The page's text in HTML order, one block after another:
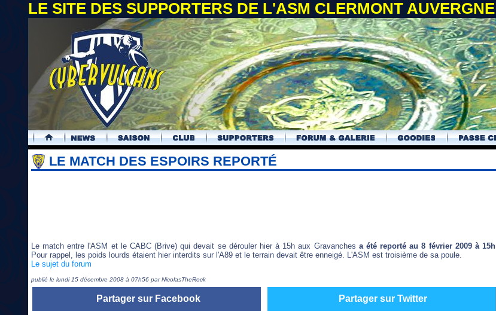
LE SITE DES SUPPORTERS DE L'ASM CLERMONT AUVERGNE
.
LE MATCH DES ESPOIRS REPORTÉ
Le match entre l'ASM et le CABC (Brive) qui devait se dérouler hier à 15h aux Gravanches a été reporté au 8 février 2009 à 15h
Pour rappel, les poids lourds étaient hier interdits sur l'A89 et le terrain devait être enneigé. L'ASM est troisième de sa poule.
Le sujet du forum
publié le lundi 15 décembre 2008 à 07h56 par NicolasTheRock
Partager sur Facebook Partager sur Twitter